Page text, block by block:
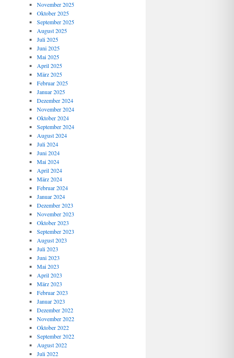
November 2025
Oktober 2025
September 2025
August 2025
Juli 2025
Juni 2025
Mai 2025
April 2025
März 2025
Februar 2025
Januar 2025
Dezember 2024
November 2024
Oktober 2024
September 2024
August 2024
Juli 2024
Juni 2024
Mai 2024
April 2024
März 2024
Februar 2024
Januar 2024
Dezember 2023
November 2023
Oktober 2023
September 2023
August 2023
Juli 2023
Juni 2023
Mai 2023
April 2023
März 2023
Februar 2023
Januar 2023
Dezember 2022
November 2022
Oktober 2022
September 2022
August 2022
Juli 2022